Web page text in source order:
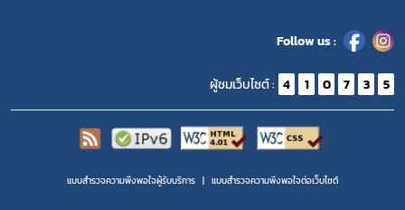
Follow us :
ผู้ชมเว็บไซต์ : 4 1 0 7 3 5
แบบสำรวจความพึงพอใจผู้รับบริการ แบบสำรวจความพีงพอใจต่อเว็บไซต์